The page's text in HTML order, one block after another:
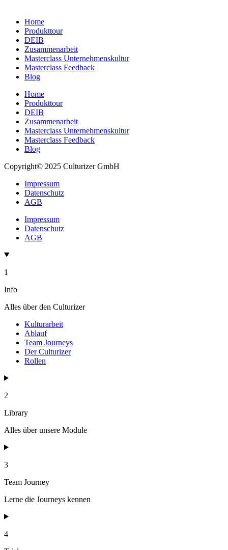
Home
Produkttour
DEIB
Zusammenarbeit
Masterclass Unternehmenskultur
Masterclass Feedback
Blog
Home
Produkttour
DEIB
Zusammenarbeit
Masterclass Unternehmenskultur
Masterclass Feedback
Blog
Copyright© 2025 Culturizer GmbH
Impressum
Datenschutz
AGB
Impressum
Datenschutz
AGB
1
Info
Alles über den Culturizer
Kulturarbeit
Ablauf
Team Journeys
Der Culturizer
Rollen
2
Library
Alles über unsere Module
3
Team Journey
Lerne die Journeys kennen
4